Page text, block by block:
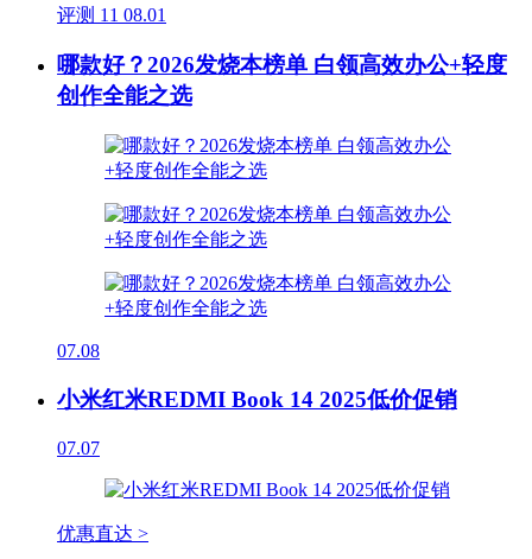
评测 11 08.01
哪款好？2026发烧本榜单 白领高效办公+轻度
创作全能之选
07.08
小米红米REDMI Book 14 2025低价促销
07.07
优惠直达 >